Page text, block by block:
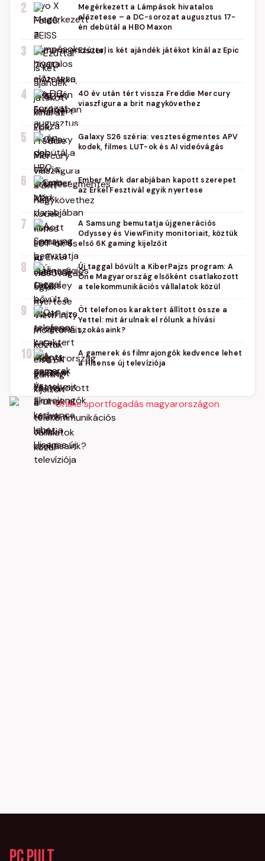
2
Megérkezett a Lámpások hivatalos
előzetese – a DC-sorozat augusztus 17-
én debütál a HBO Maxon
3 Ezúttal is két ajándék játékot kínál az Epic
4
40 év után tért vissza Freddie Mercury
viaszfigura a brit nagykövethez
5
Galaxy S26 széria: veszteségmentes APV
kodek, filmes LUT-ok és AI videóvágás
6
Ember Márk darabjában kapott szerepet
az Erkel Fesztivál egyik nyertese
7
A Samsung bemutatja újgenerációs
Odyssey és ViewFinity monitoriait, köztük
első 6K gaming kijelzőit
8
Új taggal bővült a KiberPajzs program: A
One Magyarország elsőként csatlakozott
a telekommunikációs vállalatok közül
9
Öt telefonos karaktert állított össze a
Yettel: mit árulnak el rólunk a hívási
szokásaink?
10
A gamerek és filmrajongók kedvence lehet
a Hisense új televíziója